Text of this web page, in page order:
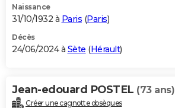
Naissance
31/10/1932 à Paris (Paris)
Décès
24/06/2024 à Sète (Hérault)
Jean-edouard POSTEL (73 ans)
Créer une cagnotte obsèques